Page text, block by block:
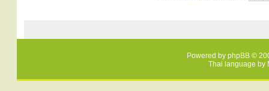
Powered by phpBB ©
Thai language by